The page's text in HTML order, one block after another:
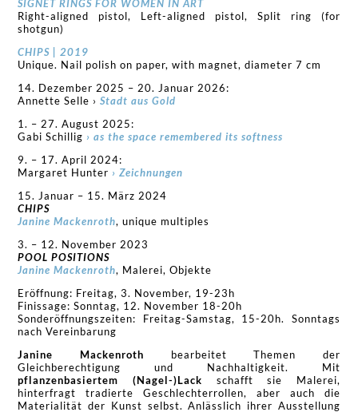
SIGNET RINGS FOR WOMEN IN ART
Right-aligned pistol, Left-aligned pistol, Split ring (for
shotgun)
CHIPS | 2019
Unique. Nail polish on paper, with magnet, diameter 7 cm
14. Dezember 2025 – 20. Januar 2026:
Annette Selle ›Stadt aus Gold
1. – 27. August 2025:
Gabi Schillig › as the space remembered its softness
9. – 17. April 2024:
Margaret Hunter › Zeichnungen
15. Januar – 15. März 2024
CHIPS
Janine Mackenroth, unique multiples
3. – 12. November 2023
POOL POSITIONS
Janine Mackenroth, Malerei, Objekte
Eröffnung: Freitag, 3. November, 19-23h
Finissage: Sonntag, 12. November 18-20h
Sonderöffnungszeiten: Freitag-Samstag, 15-20h. Sonntags
nach Vereinbarung
Janine Mackenroth bearbeitet Themen der
Gleichberechtigung und Nachhaltigkeit. Mit
pflanzenbasiertem (Nagel-)Lack schafft sie Malerei,
hinterfragt tradierte Geschlechterrollen, aber auch die
Materialität der Kunst selbst. Anlässlich ihrer Ausstellung